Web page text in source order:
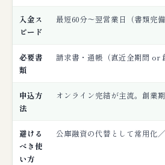
② 創業期のタイムライン
ー）
【創業期特化】創業期
例1：日本公庫の新創業
入金ス
ピード
最短60分〜翌営業日（書類完
必要書
類
請求書・通帳（直近全期間 or
申込方
法
オンライン完結が主流。創業
避ける
べき使
い方
公庫融資の代替として常用化